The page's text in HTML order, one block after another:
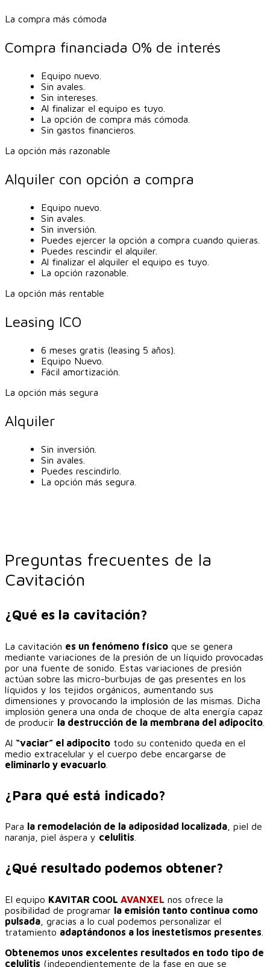
La compra más cómoda
Compra financiada 0% de interés
Equipo nuevo.
Sin avales.
Sin intereses.
Al finalizar el equipo es tuyo.
La opción de compra más cómoda.
Sin gastos financieros.
La opción más razonable
Alquiler con opción a compra
Equipo nuevo.
Sin avales.
Sin inversión.
Puedes ejercer la opción a compra cuando quieras.
Puedes rescindir el alquiler.
Al finalizar el alquiler el equipo es tuyo.
La opción razonable.
La opción más rentable
Leasing ICO
6 meses gratis (leasing 5 años).
Equipo Nuevo.
Fácil amortización.
La opción más segura
Alquiler
Sin inversión.
Sin avales.
Puedes rescindirlo.
La opción más segura.
Preguntas frecuentes de la
Cavitación
¿Qué es la cavitación?
La cavitación es un fenómeno físico que se genera
mediante variaciones de la presión de un líquido provocadas
por una fuente de sonido. Estas variaciones de presión
actúan sobre las micro-burbujas de gas presentes en los
líquidos y los tejidos orgánicos, aumentando sus
dimensiones y provocando la implosión de las mismas. Dicha
implosión genera una onda de choque de alta energía capaz
de producir la destrucción de la membrana del adipocito
Al “vaciar” el adipocito todo su contenido queda en el
medio extracelular y el cuerpo debe encargarse de
eliminarlo y evacuarlo
¿Para qué está indicado?
Para la remodelación de la adiposidad localizada , piel de
naranja, piel áspera y celulitis
¿Qué resultado podemos obtener?
El equipo KAVITAR COOL AVANXEL nos ofrece la
posibilidad de programar la emisión tanto continua como
pulsada , gracias a lo cual podemos personalizar el
tratamiento adaptándonos a los inestetismos presentes
Obtenemos unos excelentes resultados en todo tipo de
celulitis (independientemente de la fase en que se